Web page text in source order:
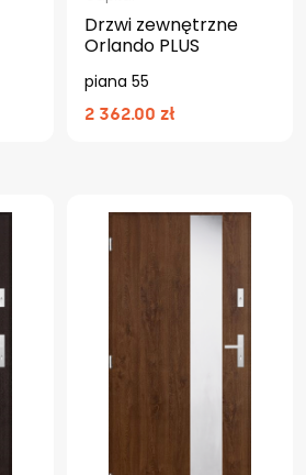
Drzwi zewnętrzne
Orlando PLUS
piana 55
2 362.00 zł